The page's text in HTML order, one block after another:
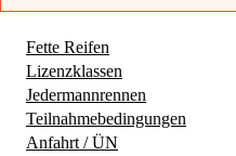
Fette Reifen
Lizenzklassen
Jedermannrennen
Teilnahmebedingungen
Anfahrt / ÜN